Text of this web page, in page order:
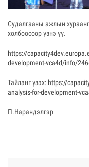
Судалгааны ажлын
холбоосоор үзнэ үү.
https://
development-vca4d/info/
Тайланг үзэх: https://
analysis-for-development-
П.Нарандэлгэр